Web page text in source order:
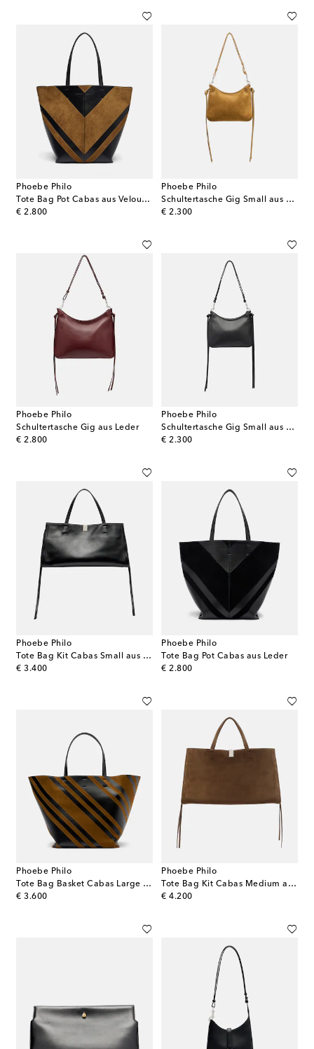
Phoebe Philo
Tote Bag Pot Cabas aus Veloursleder und Leder
€ 2.800
original price
Phoebe Philo
Schultertasche Gig Small aus Veloursleder
€ 2.300
original price
Phoebe Philo
Schultertasche Gig aus Leder
€ 2.800
original price
Phoebe Philo
Schultertasche Gig Small aus Leder
€ 2.300
original price
Phoebe Philo
Tote Bag Kit Cabas Small aus Leder
€ 3.400
original price
Phoebe Philo
Tote Bag Pot Cabas aus Leder
€ 2.800
original price
Phoebe Philo
Tote Bag Basket Cabas Large aus Leder und Veloursleder
€ 3.600
original price
Phoebe Philo
Tote Bag Kit Cabas Medium aus Veloursleder
€ 4.200
original price